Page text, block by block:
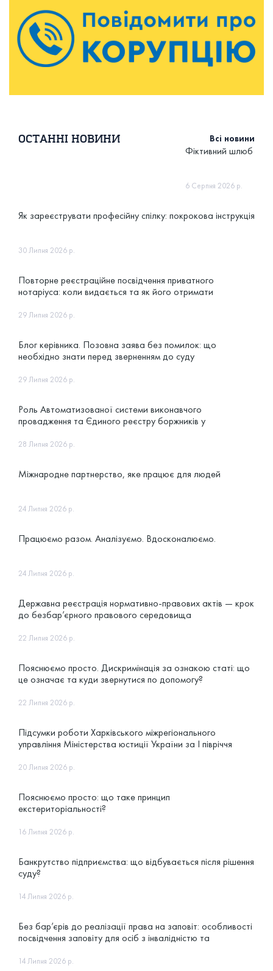
ОСТАННI НОВИНИ Всі новини
Фіктивний шлюб
6 Серпня 2026 р.
Як зареєструвати професійну спілку: покрокова інструкція
30 Липня 2026 р.
Повторне реєстраційне посвідчення приватного
нотаріуса: коли видається та як його отримати
29 Липня 2026 р.
Блог керівника. Позовна заява без помилок: що
необхідно знати перед зверненням до суду
29 Липня 2026 р.
Роль Автоматизованої системи виконавчого
провадження та Єдиного реєстру боржників у
28 Липня 2026 р.
Міжнародне партнерство, яке працює для людей
24 Липня 2026 р.
Працюємо разом. Аналізуємо. Вдосконалюємо.
24 Липня 2026 р.
Державна реєстрація нормативно-правових актів — крок
до безбар’єрного правового середовища
22 Липня 2026 р.
Пояснюємо просто. Дискримінація за ознакою статі: що
це означає та куди звернутися по допомогу?
22 Липня 2026 р.
Підсумки роботи Харківського міжрегіонального
управління Міністерства юстиції України за І півріччя
20 Липня 2026 р.
Пояснюємо просто: що таке принцип
екстериторіальності?
16 Липня 2026 р.
Банкрутство підприємства: що відбувається після рішення
суду?
14 Липня 2026 р.
Без бар’єрів до реалізації права на заповіт: особливості
посвідчення заповіту для осіб з інвалідністю та
14 Липня 2026 р.